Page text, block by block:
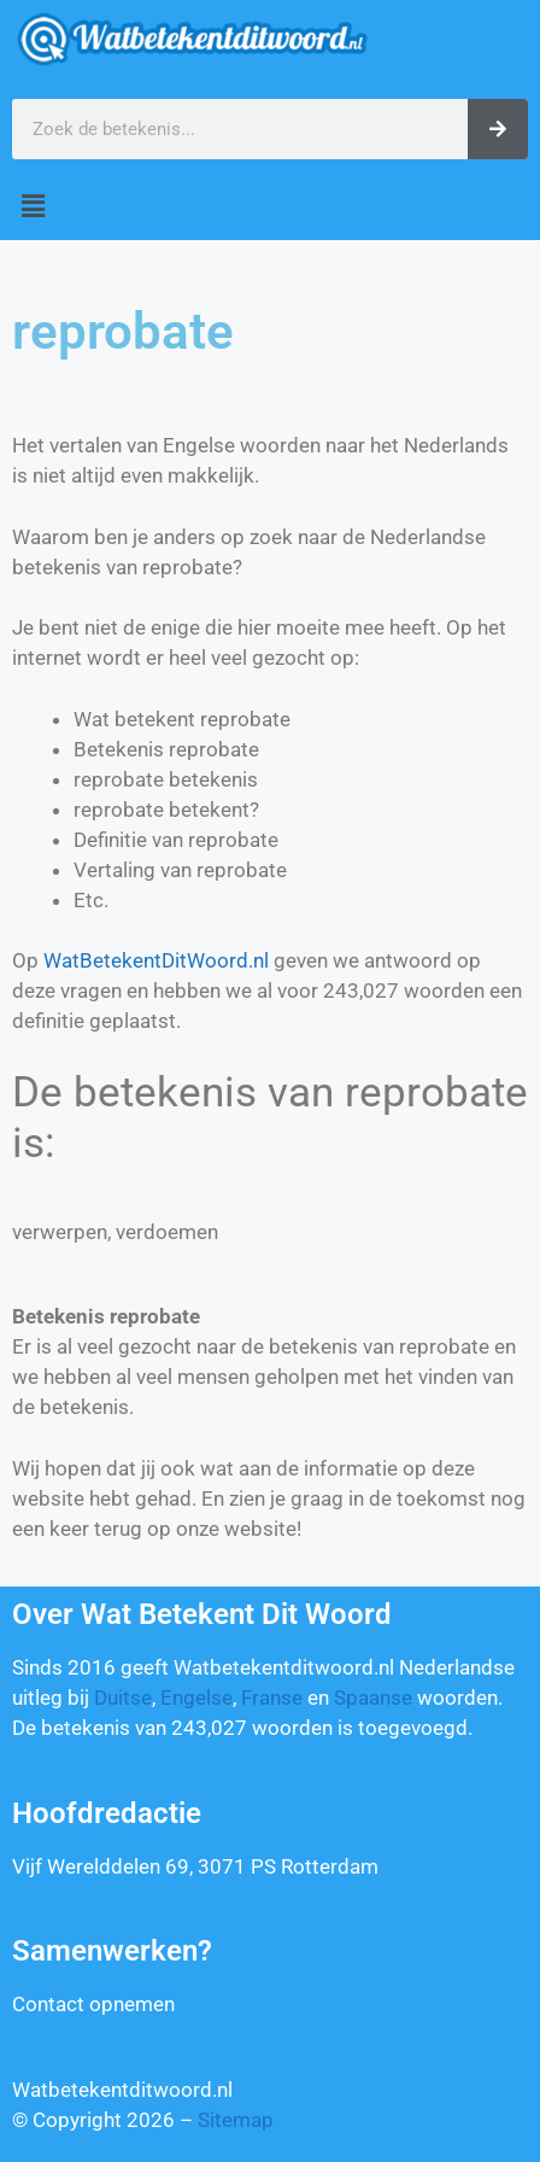
reprobate
Het vertalen van Engelse woorden naar het Nederlands
is niet altijd even makkelijk.
Waarom ben je anders op zoek naar de Nederlandse
betekenis van reprobate?
Je bent niet de enige die hier moeite mee heeft. Op het
internet wordt er heel veel gezocht op:
Wat betekent reprobate
Betekenis reprobate
reprobate betekenis
reprobate betekent?
Definitie van reprobate
Vertaling van reprobate
Etc.
Op WatBetekentDitWoord.nl geven we antwoord op
deze vragen en hebben we al voor 243,027 woorden een
definitie geplaatst.
De betekenis van reprobate
is:
verwerpen, verdoemen
Betekenis reprobate
Er is al veel gezocht naar de betekenis van reprobate en
we hebben al veel mensen geholpen met het vinden van
de betekenis.
Wij hopen dat jij ook wat aan de informatie op deze
website hebt gehad. En zien je graag in de toekomst nog
een keer terug op onze website!
Over Wat Betekent Dit Woord
Sinds 2016 geeft Watbetekentditwoord.nl Nederlandse
uitleg bij Duitse, Engelse, Franse en Spaanse woorden.
De betekenis van 243,027 woorden is toegevoegd.
Hoofdredactie
Vijf Werelddelen 69, 3071 PS Rotterdam
Samenwerken?
Contact opnemen
Watbetekentditwoord.nl
© Copyright 2026 – Sitemap